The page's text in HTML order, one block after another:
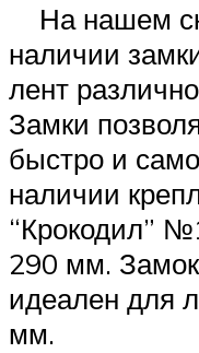
На нашем
наличии
лент
Замки
быстро и
наличии
“Крокодил”
290 мм. Замок
идеален для
мм.